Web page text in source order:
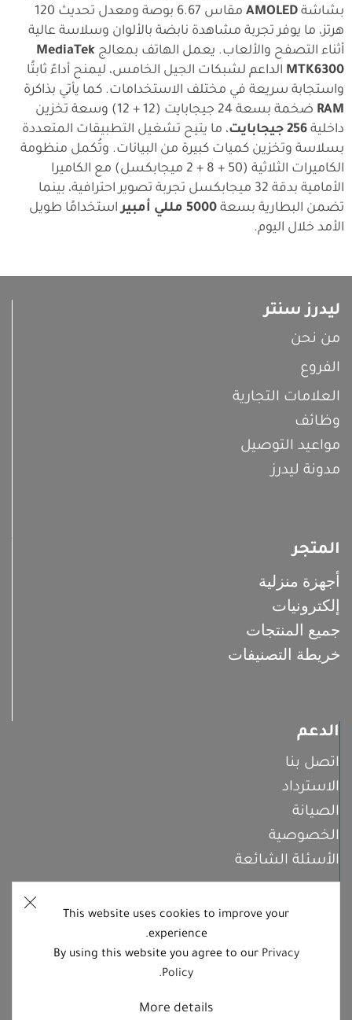
بشاشة AMOLED
مقاس 6.67 بوصة ومعدل تحديث 120
هرتز، ما يوفر تجربة مشاهدة نابضة بالألوان وسلاسة عالية
أثناء التصفح والألعاب. يعمل الهاتف بمعالج MediaTek
MTK6300 الداعم لشبكات الجيل الخامس، ليمنح أداءً ثابتًا
واستجابة سريعة في مختلف الاستخدامات. كما يأتي بذاكرة
RAM
ضخمة بسعة 24 جيجابايت (12 + 12) وسعة تخزين
داخلية 256 جيجابايت
، ما يتيح تشغيل التطبيقات المتعددة
بسلاسة وتخزين كميات كبيرة من البيانات. وتُكمل منظومة
الكاميرات الثلاثية (50 + 8 + 2 ميجابكسل) مع الكاميرا
الأمامية بدقة 32 ميجابكسل تجربة تصوير احترافية، بينما
تضمن البطارية بسعة 5000 مللي أمبير
استخدامًا طويل
الأمد خلال اليوم.
This website uses cookies to improve your
experience.
By using this website you agree to our Privacy
Policy
.
More details
ليدرز سنتر
من نحن
الفروع
العلامات التجارية
وظائف
مواعيد التوصيل
مدونة ليدرز
المتجر
أجهزة منزلية
إلكترونيات
جميع المنتجات
خريطة التصنيفات
الدعم
اتصل بنا
الاسترداد
الصيانة
الخصوصية
الأسئلة الشائعة
اشترك معنا
تابعنا على منصات التواصل الاجتماعي